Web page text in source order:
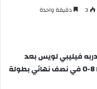
3 دقيقة واحدة
فيليبي لويس بعد
ساعات قليلة من الفوز على مادوريرا 8-0 في نصف نهائي بطولة